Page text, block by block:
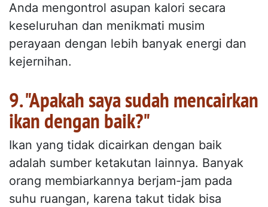
Anda mengontrol asupan kalori secara
keseluruhan dan menikmati musim
perayaan dengan lebih banyak energi dan
kejernihan.
9. "Apakah saya sudah mencairkan
ikan dengan baik?"
Ikan yang tidak dicairkan dengan baik
adalah sumber ketakutan lainnya. Banyak
orang membiarkannya berjam-jam pada
suhu ruangan, karena takut tidak bisa